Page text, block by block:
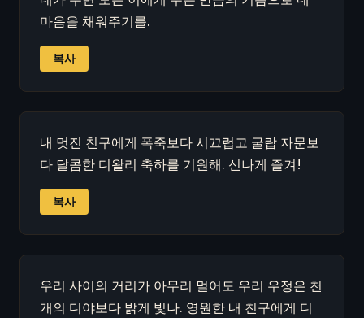
마음을 채워주기를.
복사
내 멋진 친구에게 폭죽보다 시끄럽고 굴랍 자문보
다 달콤한 디왈리 축하를 기원해. 신나게 즐겨!
복사
우리 사이의 거리가 아무리 멀어도 우리 우정은 천
개의 디야보다 밝게 빛나. 영원한 내 친구에게 디